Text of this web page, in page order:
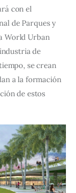
con el
de Parques y
World Urban
de
se crean
a la formación
de estos